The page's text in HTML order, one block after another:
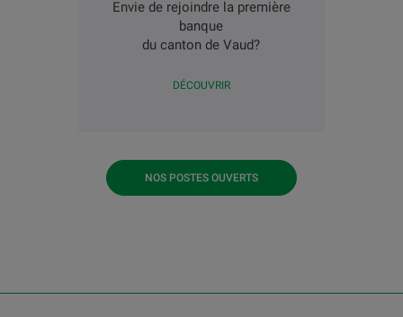
Envie de rejoindre la première
banque
du canton de Vaud?
DÉCOUVRIR
NOS POSTES OUVERTS